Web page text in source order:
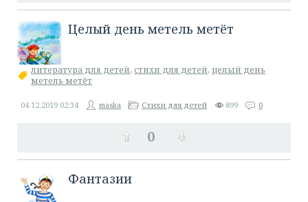
​Целый день метель метёт
литература для детей, стихи для детей, целый день
метель метёт
0
04.12.2019 02:34 maska Стихи для детей 899 0
Фантазии